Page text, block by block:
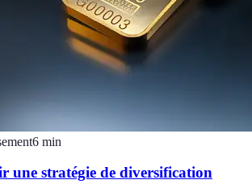
6 min
une stratégie de diversification